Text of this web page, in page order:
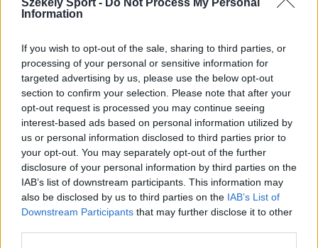
Székely Sport - Do Not Process My Personal
Information
If you wish to opt-out of the sale, sharing to third parties, or
processing of your personal or sensitive information for
targeted advertising by us, please use the below opt-out
section to confirm your selection. Please note that after your
opt-out request is processed you may continue seeing
interest-based ads based on personal information utilized by
us or personal information disclosed to third parties prior to
your opt-out. You may separately opt-out of the further
disclosure of your personal information by third parties on the
IAB’s list of downstream participants. This information may
also be disclosed by us to third parties on the IAB’s List of
Downstream Participants that may further disclose it to other
18:00
24 ÓRA LEGOLVASOTTABB
23:18
Látványos meccs nyitotta a Szuperliga negyedik
fordulóját (videóval)
16:43
Egyetlen székelyföldi résztvevő lesz a futsal 2.
Ligában
15:07
A Gyergyói VSK az ASA ellen folytatja a kupában